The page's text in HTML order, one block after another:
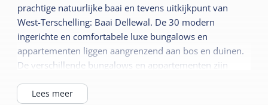
prachtige natuurlijke baai en tevens uitkijkpunt van
West-Terschelling: Baai Dellewal. De 30 modern
ingerichte en comfortabele luxe bungalows en
appartementen liggen aangrenzend aan bos en duinen.
De verschillende bungalows en appartementen zijn
ruimte en privacy. Ook hebben ze deels uitzicht op de
Lees meer